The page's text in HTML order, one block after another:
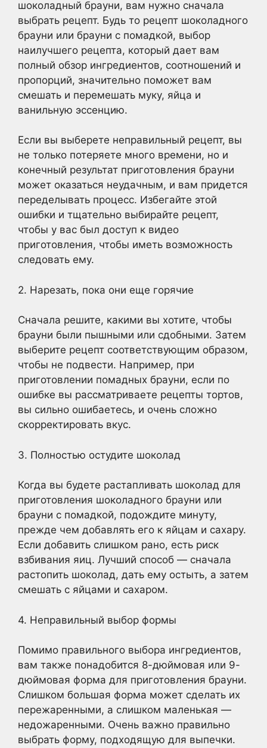
шоколадный брауни, вам нужно сначала
выбрать рецепт. Будь то рецепт шоколадного
брауни или брауни с помадкой, выбор
наилучшего рецепта, который дает вам
полный обзор ингредиентов, соотношений и
пропорций, значительно поможет вам
смешать и перемешать муку, яйца и
ванильную эссенцию.
Если вы выберете неправильный рецепт, вы
не только потеряете много времени, но и
конечный результат приготовления брауни
может оказаться неудачным, и вам придется
переделывать процесс. Избегайте этой
ошибки и тщательно выбирайте рецепт,
чтобы у вас был доступ к видео
приготовления, чтобы иметь возможность
следовать ему.
2. Нарезать, пока они еще горячие
Сначала решите, какими вы хотите, чтобы
брауни были пышными или сдобными. Затем
выберите рецепт соответствующим образом,
чтобы не подвести. Например, при
приготовлении помадных брауни, если по
ошибке вы рассматриваете рецепты тортов,
вы сильно ошибаетесь, и очень сложно
скорректировать вкус.
3. Полностью остудите шоколад
Когда вы будете растапливать шоколад для
приготовления шоколадного брауни или
брауни с помадкой, подождите минуту,
прежде чем добавлять его к яйцам и сахару.
Если добавить слишком рано, есть риск
взбивания яиц. Лучший способ — сначала
растопить шоколад, дать ему остыть, а затем
смешать с яйцами и сахаром.
4. Неправильный выбор формы
Помимо правильного выбора ингредиентов,
вам также понадобится 8-дюймовая или 9-
дюймовая форма для приготовления брауни.
Слишком большая форма может сделать их
пережаренными, а слишком маленькая —
недожаренными. Очень важно правильно
выбрать форму, подходящую для выпечки.